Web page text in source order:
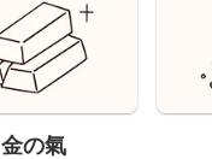
金の氣